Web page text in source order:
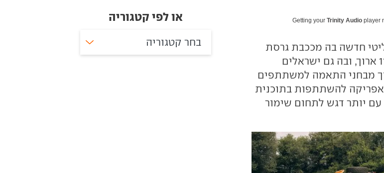
Getting yourTrinity Audio player
חדשה בה מככבת גרסת
"טרופי" של לנדר רובר דיפנדר 110 ארוך, ובה גם ישראלים
מבחני התאמה למשתתפים
לאפריקה להשתתפות בתוכנית
עם יותר דגש לתחום שימור
או לפי קטגוריה
בחר קטגוריה